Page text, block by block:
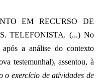
EM RECURSO DE
TELEFONISTA. (...) No
a análise do contexto
testemunhal), assentou, à
o exercício de atividades de